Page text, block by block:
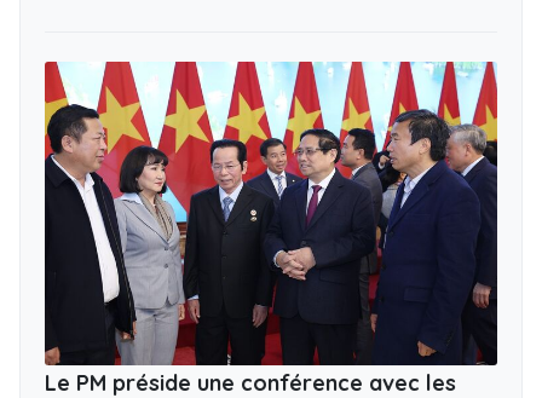
Le PM préside une conférence avec les